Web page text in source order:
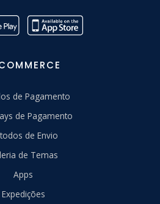
de Pagamento
de Pagamento
de Envio
de Temas
Apps
Expedições